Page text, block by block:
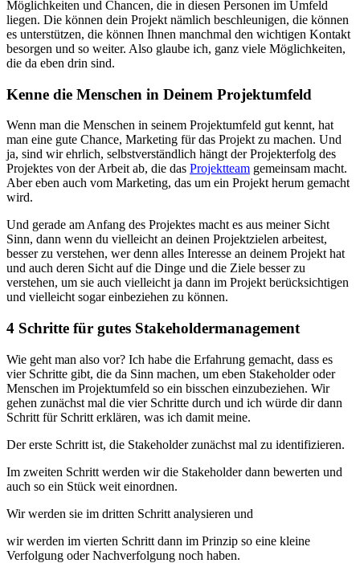
Möglichkeiten und Chancen, die in diesen Personen im Umfeld
liegen. Die können dein Projekt nämlich beschleunigen, die können
es unterstützen, die können Ihnen manchmal den wichtigen Kontakt
besorgen und so weiter. Also glaube ich, ganz viele Möglichkeiten,
die da eben drin sind.
Kenne die Menschen in Deinem Projektumfeld
Wenn man die Menschen in seinem Projektumfeld gut kennt, hat
man eine gute Chance, Marketing für das Projekt zu machen. Und
ja, sind wir ehrlich, selbstverständlich hängt der Projekterfolg des
Projektes von der Arbeit ab, die das Projektteam gemeinsam macht.
Aber eben auch vom Marketing, das um ein Projekt herum gemacht
wird.
Und gerade am Anfang des Projektes macht es aus meiner Sicht
Sinn, dann wenn du vielleicht an deinen Projektzielen arbeitest,
besser zu verstehen, wer denn alles Interesse an deinem Projekt hat
und auch deren Sicht auf die Dinge und die Ziele besser zu
verstehen, um sie auch vielleicht ja dann im Projekt berücksichtigen
und vielleicht sogar einbeziehen zu können.
4 Schritte für gutes Stakeholdermanagement
Wie geht man also vor? Ich habe die Erfahrung gemacht, dass es
vier Schritte gibt, die da Sinn machen, um eben Stakeholder oder
Menschen im Projektumfeld so ein bisschen einzubeziehen. Wir
gehen zunächst mal die vier Schritte durch und ich würde dir dann
Schritt für Schritt erklären, was ich damit meine.
Der erste Schritt ist, die Stakeholder zunächst mal zu identifizieren.
Im zweiten Schritt werden wir die Stakeholder dann bewerten und
auch so ein Stück weit einordnen.
Wir werden sie im dritten Schritt analysieren und
wir werden im vierten Schritt dann im Prinzip so eine kleine
Verfolgung oder Nachverfolgung noch haben.